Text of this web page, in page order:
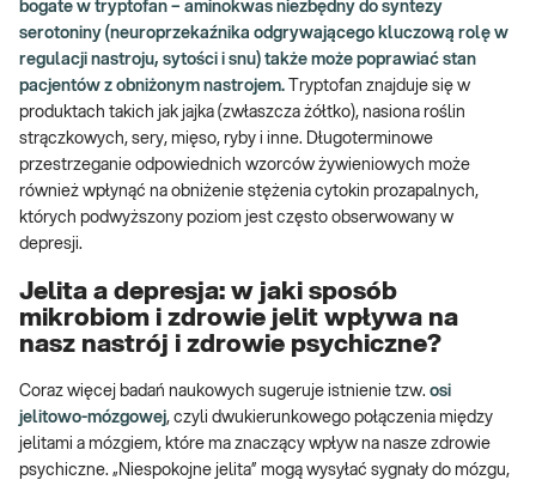
bogate w tryptofan – aminokwas niezbędny do syntezy
serotoniny (neuroprzekaźnika odgrywającego kluczową rolę w
regulacji nastroju, sytości i snu) także może poprawiać stan
pacjentów z obniżonym nastrojem.
Tryptofan znajduje się w
produktach takich jak jajka (zwłaszcza żółtko), nasiona roślin
strączkowych, sery, mięso, ryby i inne. Długoterminowe
przestrzeganie odpowiednich wzorców żywieniowych może
również wpłynąć na obniżenie stężenia cytokin prozapalnych,
których podwyższony poziom jest często obserwowany w
depresji.
Jelita a depresja: w jaki sposób
mikrobiom i zdrowie jelit wpływa na
nasz nastrój i zdrowie psychiczne?
Coraz więcej badań naukowych sugeruje istnienie tzw. osi
jelitowo-mózgowej, czyli dwukierunkowego połączenia między
jelitami a mózgiem, które ma znaczący wpływ na nasze zdrowie
psychiczne. „Niespokojne jelita” mogą wysyłać sygnały do mózgu,